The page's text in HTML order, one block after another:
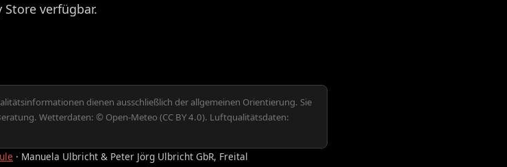
verfügbar.
dienen ausschließlich der allgemeinen Orientierung. Sie
Wetterdaten: © Open-Meteo (CC BY 4.0). Luftqualitätsdaten:
· Manuela Ulbricht & Peter Jörg Ulbricht GbR, Freital